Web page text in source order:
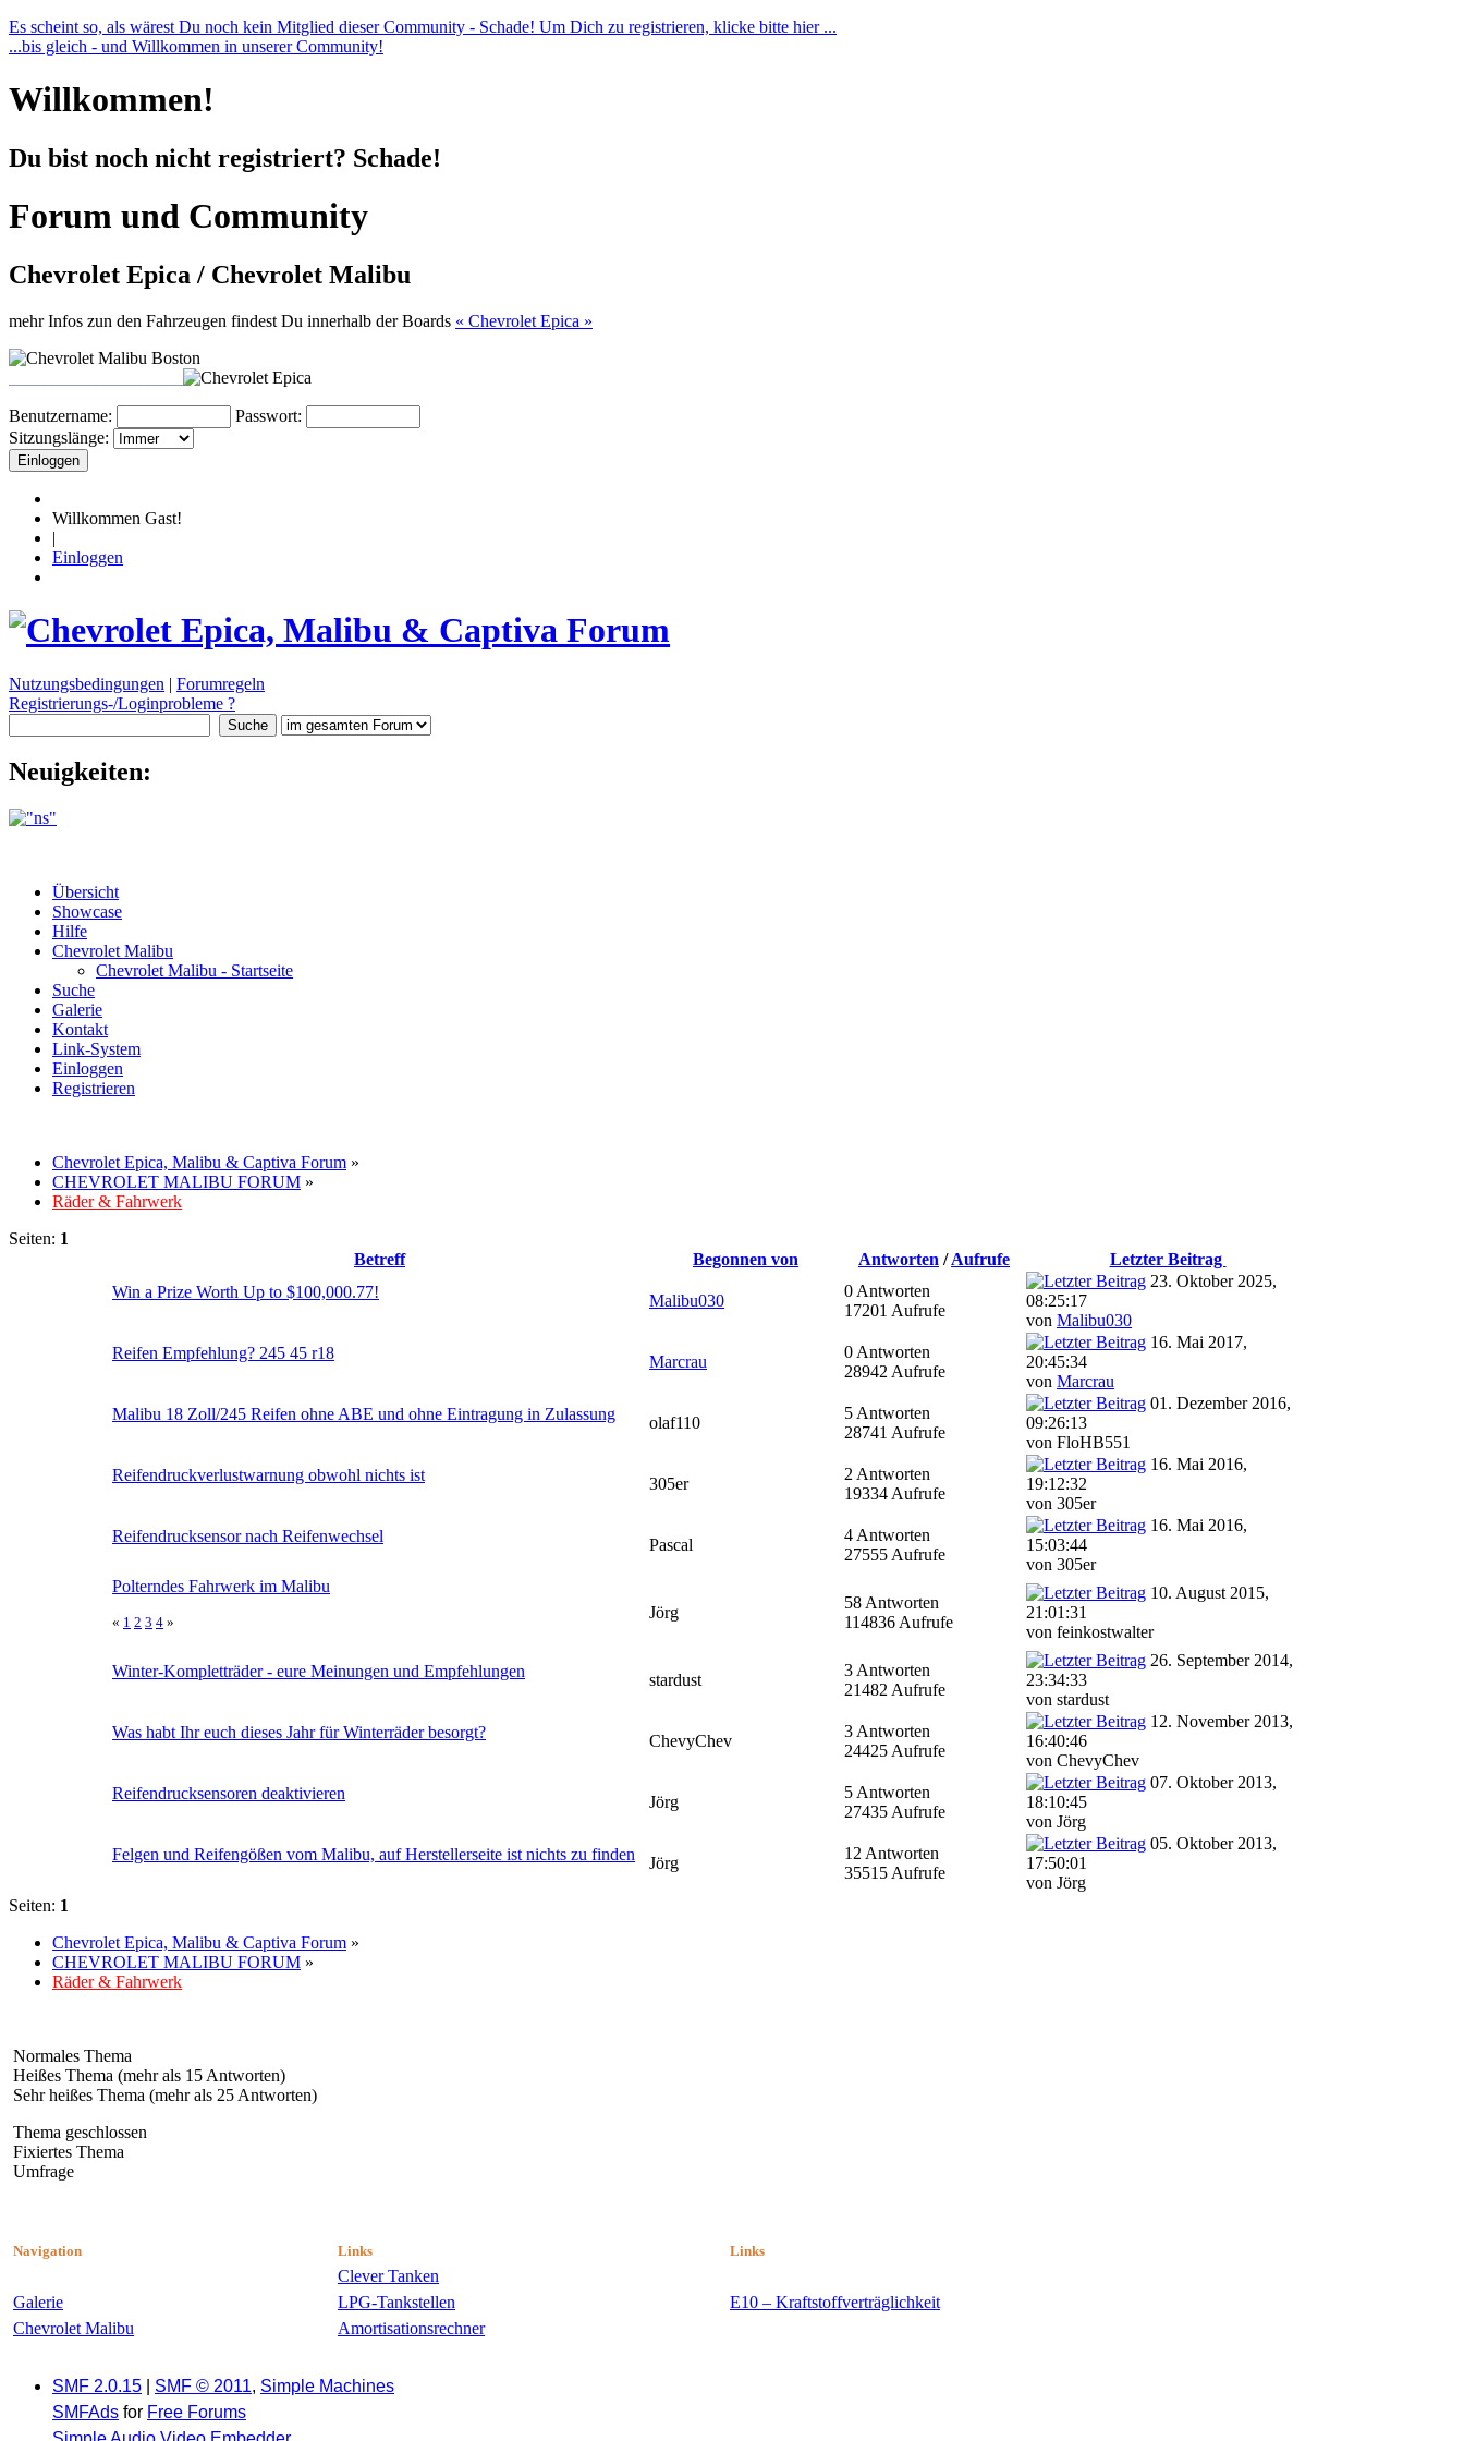
Es scheint so, als wärest Du noch kein Mitglied dieser Community - Schade! Um Dich zu registrieren, klicke bitte hier ...
...bis gleich - und Willkommen in unserer Community!
Willkommen!
Du bist noch nicht registriert? Schade!
Forum und Community
Chevrolet Epica / Chevrolet Malibu
mehr Infos zun den Fahrzeugen findest Du innerhalb der Boards « Chevrolet Epica »
Benutzername:
Passwort:
Sitzungslänge:
Willkommen Gast!
|
Einloggen
Nutzungsbedingungen | Forumregeln
Registrierungs-/Loginprobleme ?
Neuigkeiten:
Übersicht
Showcase
Hilfe
Chevrolet Malibu
Chevrolet Malibu - Startseite
Suche
Galerie
Kontakt
Link-System
Einloggen
Registrieren
Chevrolet Epica, Malibu & Captiva Forum »
CHEVROLET MALIBU FORUM »
Räder & Fahrwerk
Seiten: 1
Betreff
Begonnen von Antworten /Aufrufe
Letzter Beitrag
Win a Prize Worth Up to $100,000.77!
Malibu030
0 Antworten
17201 Aufrufe
23. Oktober 2025,
08:25:17
von Malibu030
Reifen Empfehlung? 245 45 r18
Marcrau
0 Antworten
28942 Aufrufe
16. Mai 2017,
20:45:34
von Marcrau
Malibu 18 Zoll/245 Reifen ohne ABE und ohne Eintragung in Zulassung
olaf110
5 Antworten
28741 Aufrufe
01. Dezember 2016,
09:26:13
von FloHB551
Reifendruckverlustwarnung obwohl nichts ist
305er
2 Antworten
19334 Aufrufe
16. Mai 2016,
19:12:32
von 305er
Reifendrucksensor nach Reifenwechsel
Pascal
4 Antworten
27555 Aufrufe
16. Mai 2016,
15:03:44
von 305er
Polterndes Fahrwerk im Malibu
« 1 2 3 4 »
Jörg
58 Antworten
114836 Aufrufe
10. August 2015,
21:01:31
von feinkostwalter
Winter-Kompletträder - eure Meinungen und Empfehlungen stardust
3 Antworten
21482 Aufrufe
26. September 2014,
23:34:33
von stardust
Was habt Ihr euch dieses Jahr für Winterräder besorgt?
ChevyChev
3 Antworten
24425 Aufrufe
12. November 2013,
16:40:46
von ChevyChev
Reifendrucksensoren deaktivieren
Jörg
5 Antworten
27435 Aufrufe
07. Oktober 2013,
18:10:45
von Jörg
Felgen und Reifengößen vom Malibu, auf Herstellerseite ist nichts zu finden
Jörg
12 Antworten
35515 Aufrufe
05. Oktober 2013,
17:50:01
von Jörg
Seiten: 1
Chevrolet Epica, Malibu & Captiva Forum »
CHEVROLET MALIBU FORUM »
Räder & Fahrwerk
Normales Thema
Heißes Thema (mehr als 15 Antworten)
Sehr heißes Thema (mehr als 25 Antworten)
Thema geschlossen
Fixiertes Thema
Umfrage
Navigation Links Links
Clever Tanken
Galerie
LPG-Tankstellen
E10 – Kraftstoffverträglichkeit
Chevrolet Malibu
Amortisationsrechner
SMF 2.0.15 SMF © 2011, Simple Machines
SMFAds for Free Forums